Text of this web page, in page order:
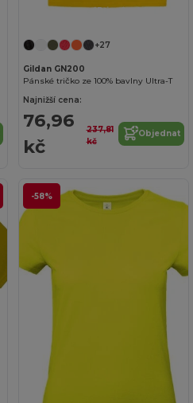
Přizpůsobte si to!
+27
Gildan GN200
Pánské tričko ze 100% bavlny Ultra-T
Najnižší cena:
76,96
kč
237,81
kč
Objednat
-58%